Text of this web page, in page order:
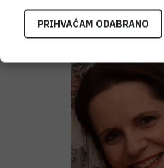
savjetnik
PRIHVAĆAM ODABRANO